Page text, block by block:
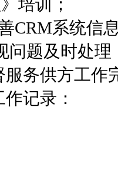
培训；
CRM系统信
问题及时处
务供方工作
记录：